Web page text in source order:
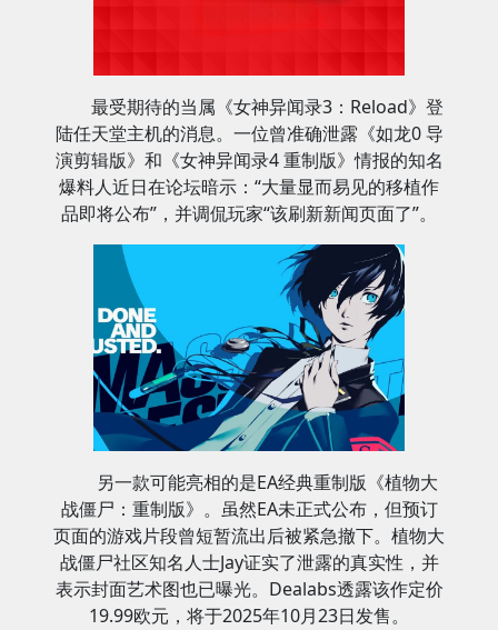
最受期待的当属《女神异闻录3：Reload》登
陆任天堂主机的消息。一位曾准确泄露《如龙0 导
演剪辑版》和《女神异闻录4 重制版》情报的知名
爆料人近日在论坛暗示：“大量显而易见的移植作
品即将公布”，并调侃玩家“该刷新新闻页面了”。
另一款可能亮相的是EA经典重制版《植物大
战僵尸：重制版》。虽然EA未正式公布，但预订
页面的游戏片段曾短暂流出后被紧急撤下。植物大
战僵尸社区知名人士Jay证实了泄露的真实性，并
表示封面艺术图也已曝光。Dealabs透露该作定价
19.99欧元，将于2025年10月23日发售。